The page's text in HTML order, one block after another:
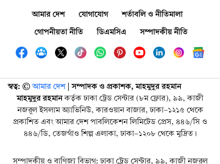
আমার দেশ যোগাযোগ
শর্তাবলি ও নীতিমালা
গোপনীয়তা নীতি
ডিএমসিএ সম্পাদকীয় নীতি
স্বত্ব: ©️ আমার দেশ| সম্পাদক ও প্রকাশক, মাহমুদুর রহমান
মাহমুদুর রহমানকর্তৃক ঢাকা ট্রেড সেন্টার (৮ম ফ্লোর), ৯৯, কাজী
নজরুল ইসলাম অ্যাভিনিউ, কারওয়ান বাজার, ঢাকা-১২১৫ থেকে
প্রকাশিত এবং আমার দেশ পাবলিকেশন লিমিটেড প্রেস, ৪৪৬/সি ও
৪৪৬/ডি, তেজগাঁও শিল্প এলাকা, ঢাকা-১২০৮ থেকে মুদ্রিত।
সম্পাদকীয় ও বাণিজ্য বিভাগ: ঢাকা ট্রেড সেন্টার, ৯৯, কাজী নজরুল